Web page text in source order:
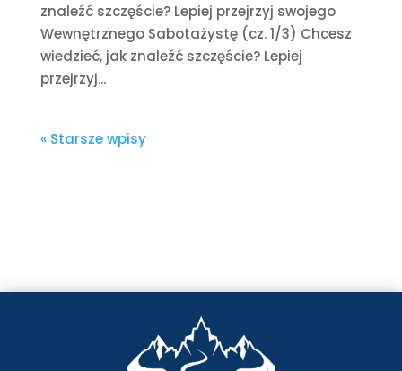
znaleźć szczęście? Lepiej przejrzyj swojego
Wewnętrznego Sabotażystę (cz. 1/3) Chcesz
wiedzieć, jak znaleźć szczęście? Lepiej
przejrzyj...
« Starsze wpisy